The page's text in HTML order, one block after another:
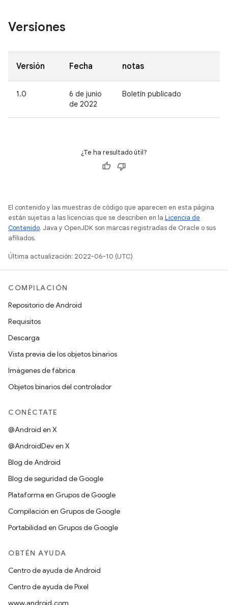
Versiones
Versión Fecha notas
1.0
6 de junio
de 2022
Boletín publicado
¿Te ha resultado útil?
El contenido y las muestras de código que aparecen en esta página
están sujetas a las licencias que se describen en la Licencia de
Contenido. Java y OpenJDK son marcas registradas de Oracle o sus
afiliados.
Última actualización: 2022-06-10 (UTC)
COMPILACIÓN
Repositorio de Android
Requisitos
Descarga
Vista previa de los objetos binarios
Imágenes de fábrica
Objetos binarios del controlador
CONÉCTATE
@Android en X
@AndroidDev en X
Blog de Android
Blog de seguridad de Google
Plataforma en Grupos de Google
Compilación en Grupos de Google
Portabilidad en Grupos de Google
OBTÉN AYUDA
Centro de ayuda de Android
Centro de ayuda de Pixel
www.android.com